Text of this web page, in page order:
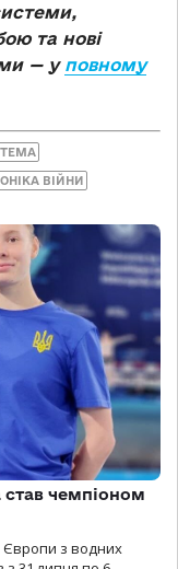
та нові
— у повному
ВІЙНИ
чемпіоном
Європи з водних